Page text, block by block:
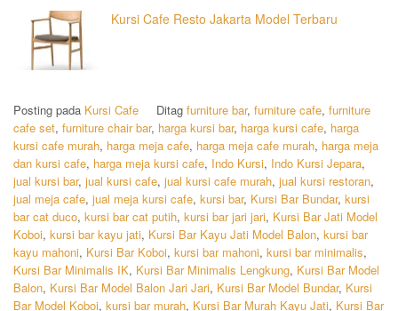
Kursi Cafe Resto Jakarta Model Terbaru
Posting pada Kursi Cafe Ditag furniture bar, furniture cafe, furniture
cafe set, furniture chair bar, harga kursi bar, harga kursi cafe, harga
kursi cafe murah, harga meja cafe, harga meja cafe murah, harga meja
dan kursi cafe, harga meja kursi cafe, Indo Kursi, Indo Kursi Jepara,
jual kursi bar, jual kursi cafe, jual kursi cafe murah, jual kursi restoran,
jual meja cafe, jual meja kursi cafe, kursi bar, Kursi Bar Bundar, kursi
bar cat duco, kursi bar cat putih, kursi bar jari jari, Kursi Bar Jati Model
Koboi, kursi bar kayu jati, Kursi Bar Kayu Jati Model Balon, kursi bar
kayu mahoni, Kursi Bar Koboi, kursi bar mahoni, kursi bar minimalis,
Kursi Bar Minimalis IK, Kursi Bar Minimalis Lengkung, Kursi Bar Model
Balon, Kursi Bar Model Balon Jari Jari, Kursi Bar Model Bundar, Kursi
Bar Model Koboi, kursi bar murah, Kursi Bar Murah Kayu Jati, Kursi Bar